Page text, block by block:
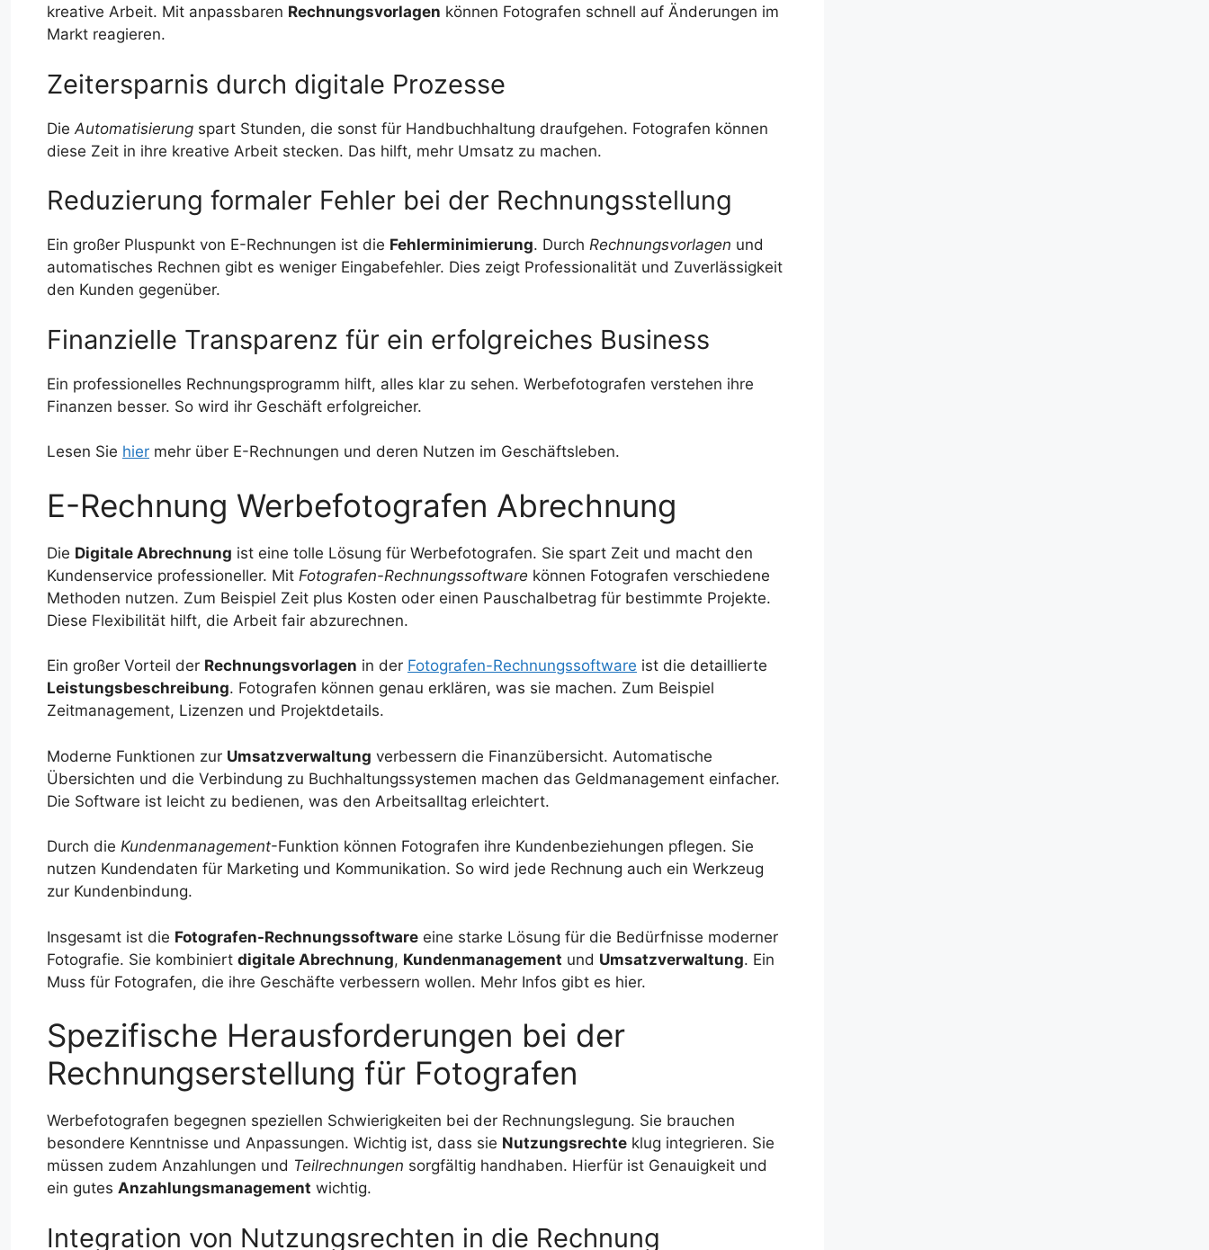
kreative Arbeit. Mit anpassbaren Rechnungsvorlagen können Fotografen schnell auf Änderungen im
Markt reagieren.
Zeitersparnis durch digitale Prozesse
Die Automatisierung spart Stunden, die sonst für Handbuchhaltung draufgehen. Fotografen können
diese Zeit in ihre kreative Arbeit stecken. Das hilft, mehr Umsatz zu machen.
Reduzierung formaler Fehler bei der Rechnungsstellung
Ein großer Pluspunkt von E-Rechnungen ist die Fehlerminimierung. Durch Rechnungsvorlagen und
automatisches Rechnen gibt es weniger Eingabefehler. Dies zeigt Professionalität und Zuverlässigkeit
den Kunden gegenüber.
Finanzielle Transparenz für ein erfolgreiches Business
Ein professionelles Rechnungsprogramm hilft, alles klar zu sehen. Werbefotografen verstehen ihre
Finanzen besser. So wird ihr Geschäft erfolgreicher.
Lesen Sie hier mehr über E-Rechnungen und deren Nutzen im Geschäftsleben.
E-Rechnung Werbefotografen Abrechnung
Die Digitale Abrechnung ist eine tolle Lösung für Werbefotografen. Sie spart Zeit und macht den
Kundenservice professioneller. Mit Fotografen-Rechnungssoftware können Fotografen verschiedene
Methoden nutzen. Zum Beispiel Zeit plus Kosten oder einen Pauschalbetrag für bestimmte Projekte.
Diese Flexibilität hilft, die Arbeit fair abzurechnen.
Ein großer Vorteil der Rechnungsvorlagen in der Fotografen-Rechnungssoftware ist die detaillierte
Leistungsbeschreibung. Fotografen können genau erklären, was sie machen. Zum Beispiel
Zeitmanagement, Lizenzen und Projektdetails.
Moderne Funktionen zur Umsatzverwaltung verbessern die Finanzübersicht. Automatische
Übersichten und die Verbindung zu Buchhaltungssystemen machen das Geldmanagement einfacher.
Die Software ist leicht zu bedienen, was den Arbeitsalltag erleichtert.
Durch die Kundenmanagement-Funktion können Fotografen ihre Kundenbeziehungen pflegen. Sie
nutzen Kundendaten für Marketing und Kommunikation. So wird jede Rechnung auch ein Werkzeug
zur Kundenbindung.
Insgesamt ist die Fotografen-Rechnungssoftware eine starke Lösung für die Bedürfnisse moderner
Fotografie. Sie kombiniert digitale Abrechnung, Kundenmanagement und Umsatzverwaltung. Ein
Muss für Fotografen, die ihre Geschäfte verbessern wollen. Mehr Infos gibt es hier.
Spezifische Herausforderungen bei der
Rechnungserstellung für Fotografen
Werbefotografen begegnen speziellen Schwierigkeiten bei der Rechnungslegung. Sie brauchen
besondere Kenntnisse und Anpassungen. Wichtig ist, dass sie Nutzungsrechte klug integrieren. Sie
müssen zudem Anzahlungen und Teilrechnungen sorgfältig handhaben. Hierfür ist Genauigkeit und
ein gutes Anzahlungsmanagement wichtig.
Integration von Nutzungsrechten in die Rechnung